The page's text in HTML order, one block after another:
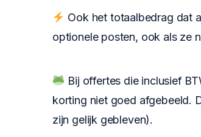
Ook het totaalbedrag dat
optionele posten, ook als ze
Bij offertes die inclusief
korting niet goed afgebeeld.
zijn gelijk gebleven).